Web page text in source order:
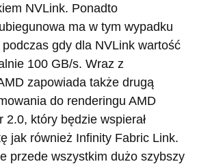
NVLink. Ponadto
ma w tym wypadku
gdy dla NVLink wartość
100 GB/s. Wraz z
zapowiada także drugą
do renderingu AMD
2.0, który będzie wspierał
jak również Infinity Fabric Link.
przede wszystkim dużo szybszy